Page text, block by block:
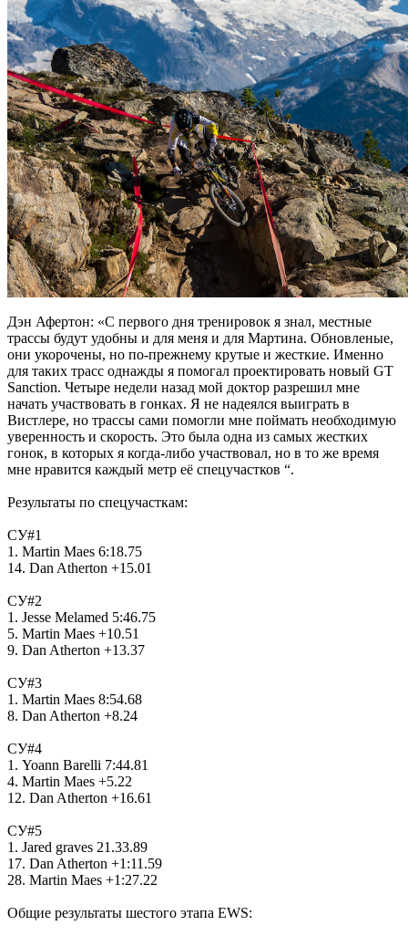
Дэн Афертон: «С первого дня тренировок я знал, местные
трассы будут удобны и для меня и для Мартина. Обновленые,
они укорочены, но по-прежнему крутые и жесткие. Именно
для таких трасс однажды я помогал проектировать новый GT
Sanction. Четыре недели назад мой доктор разрешил мне
начать участвовать в гонках. Я не надеялся выиграть в
Вистлере, но трассы сами помогли мне поймать необходимую
уверенность и скорость. Это была одна из самых жестких
гонок, в которых я когда-либо участвовал, но в то же время
мне нравится каждый метр её спецучастков “.
Результаты по спецучасткам:
CУ#1
1. Martin Maes 6:18.75
14. Dan Atherton +15.01
CУ#2
1. Jesse Melamed 5:46.75
5. Martin Maes +10.51
9. Dan Atherton +13.37
CУ#3
1. Martin Maes 8:54.68
8. Dan Atherton +8.24
CУ#4
1. Yoann Barelli 7:44.81
4. Martin Maes +5.22
12. Dan Atherton +16.61
CУ#5
1. Jared graves 21.33.89
17. Dan Atherton +1:11.59
28. Martin Maes +1:27.22
Общие результаты шестого этапа EWS: